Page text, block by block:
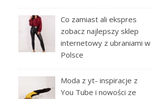
Co zamiast ali ekspres
zobacz najlepszy sklep
internetowy z ubraniami w
Polsce
Moda z yt- inspiracje z
You Tube i nowości ze